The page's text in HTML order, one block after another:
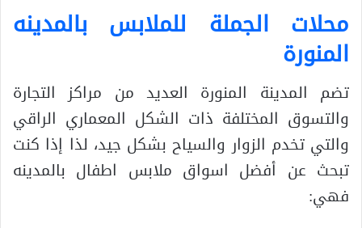
محلات الجملة للملابس بالمدينه
المنورة
تضم المدينة المنورة العديد من مراكز التجارة
والتسوق المختلفة ذات الشكل المعماري الراقي
والتي تخدم الزوار والسياح بشكل جيد، لذا إذا كنت
تبحث عن أفضل اسواق ملابس اطفال بالمدينه
فهي: